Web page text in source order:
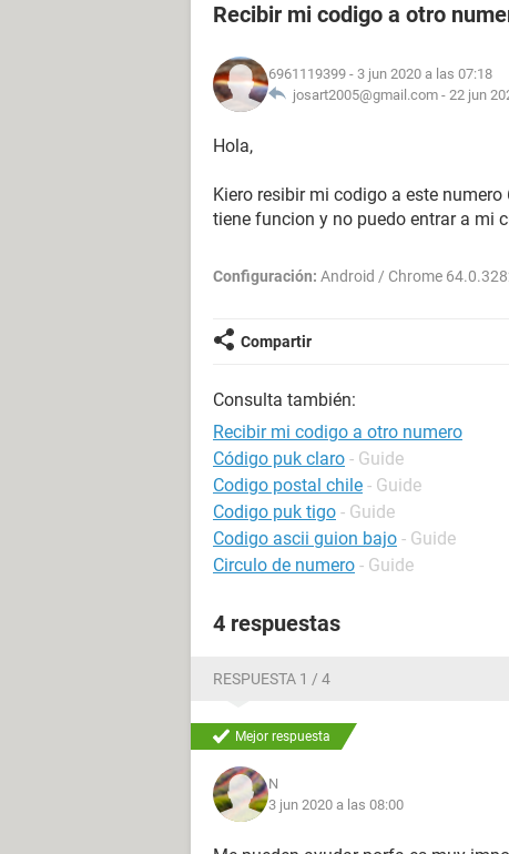
Recibir mi codigo a otro
6961119399 - 3 jun 2020 a las 07:18
josart2005@gmail.com - 22 jun
Hola,
Kiero resibir mi codigo a este
tiene funcion y no puedo entrar a mi
Configuración: Android / Chrome
Compartir
Consulta también:
Recibir mi codigo a otro numero
Código puk claro - Guide
Codigo postal chile - Guide
Codigo puk tigo - Guide
Codigo ascii guion bajo - Guide
Circulo de numero - Guide
4 respuestas
RESPUESTA 1 / 4
Mejor respuesta
N
3 jun 2020 a las 08:00